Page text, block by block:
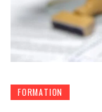
FORMATION